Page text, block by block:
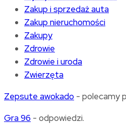
Zakup i sprzedaż auta
Zakup nieruchomości
Zakupy
Zdrowie
Zdrowie i uroda
Zwierzęta
Zepsute awokado - polecamy
Gra 96 - odpowiedzi.